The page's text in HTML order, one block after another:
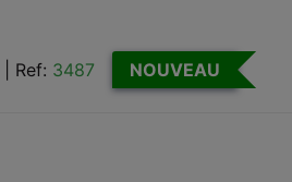
Ref: 3487 NOUVEAU